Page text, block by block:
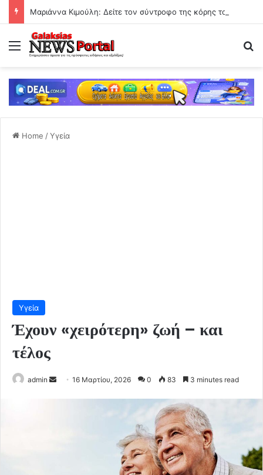
Menu
Home /Υγεία
Υγεία
Έχουν «χειρότερη» ζωή – και
τέλος
admin
Send16 Μαρτίου, 2026 0 83 3 minutes read